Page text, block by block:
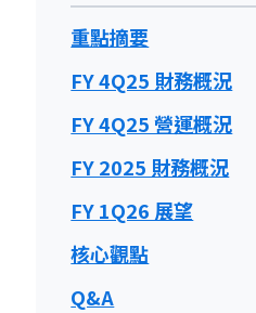
重點摘要
FY 4Q25 財務概況
FY 4Q25 營運概況
FY 2025 財務概況
FY 1Q26 展望
核心觀點
Q&A